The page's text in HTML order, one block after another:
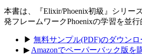
本書は、『Elixir/Phoenix初級』シリー
発フレームワークPhoenixの学習を並行
▶ 無料サンプル(PDF)のダウンロ
▶ Amazonでペーパーバック版を